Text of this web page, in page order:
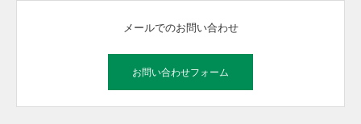
メールでのお問い合わせ
お問い合わせフォーム